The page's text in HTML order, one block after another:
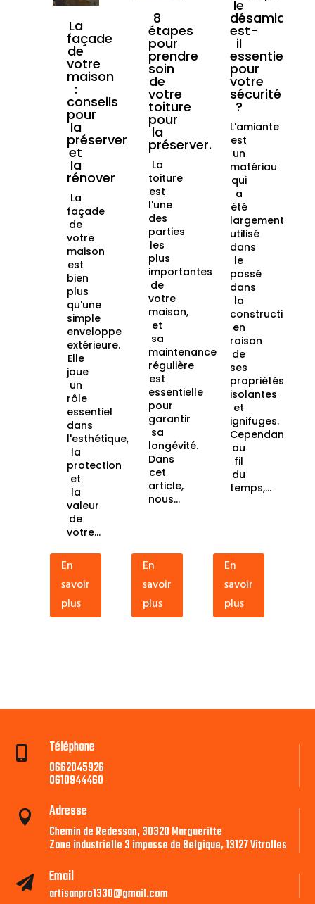
La
façade
de
votre
maison
:
conseils
pour
la
préserver
et
la
rénover
La
façade
de
votre
maison
est
bien
plus
qu'une
simple
enveloppe
extérieure.
Elle
joue
un
rôle
essentiel
dans
l'esthétique,
la
protection
et
la
valeur
de
votre...
En
savoir
plus
8
étapes
pour
prendre
soin
de
votre
toiture
pour
la
préserver.
La
toiture
est
l'une
des
parties
les
plus
importantes
de
votre
maison,
et
sa
maintenance
régulière
est
essentielle
pour
garantir
sa
longévité.
Dans
cet
article,
nous...
En
savoir
plus
le
est-
il
essentiel
pour
votre
sécurité
?
L'amiante
est
un
matériau
qui
a
été
largement
utilisé
dans
le
passé
dans
la
construction
en
raison
de
ses
propriétés
isolantes
et
ignifuges.
Cependant,
au
fil
du
temps,...
En
savoir
plus
Téléphone
0662045926
0610944460
 Adresse
Chemin de Redessan, 30320 Margueritte
Zone industrielle 3 impasse de Belgique, 13127 Vitrolles
 Email
artisanpro1330@gmail.com